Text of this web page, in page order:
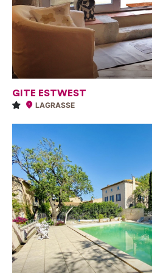
GITE ESTWEST
LAGRASSE